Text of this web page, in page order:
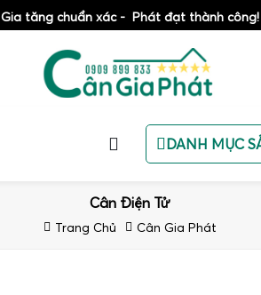
Gia tăng chuẩn xác - Phát đạt thành công!
DANH MỤC
Cân Điện Tử
Trang Chủ Cân Gia Phát